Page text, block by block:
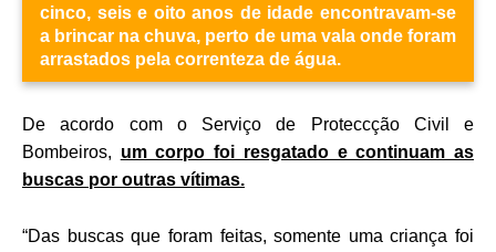
cinco, seis e oito anos de idade encontravam-se
a brincar na chuva, perto de uma vala onde foram
arrastados pela correnteza de água.
De acordo com o Serviço de Proteccção Civil e
Bombeiros, um corpo foi resgatado e continuam as
buscas por outras vítimas.
“Das buscas que foram feitas, somente uma criança foi